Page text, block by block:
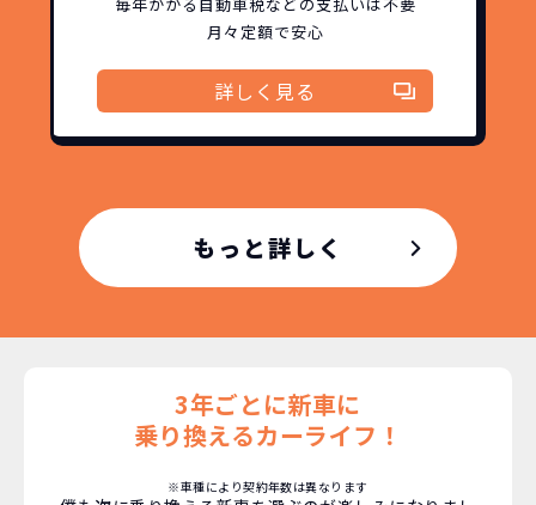
月々定額で安心
詳しく見る
もっと詳しく
3年ごとに新車に
乗り換えるカーライフ！
※車種により契約年数は異なります